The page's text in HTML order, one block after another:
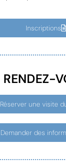
Inscriptions
RENDEZ-
Réserver une visite
Demander des